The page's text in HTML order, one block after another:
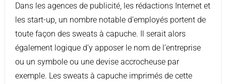
Dans les agences de publicité, les rédactions Internet et
les start-up, un nombre notable d’employés portent de
toute façon des sweats à capuche. Il serait alors
également logique d’y apposer le nom de l’entreprise
ou un symbole ou une devise accrocheuse par
exemple. Les sweats à capuche imprimés de cette